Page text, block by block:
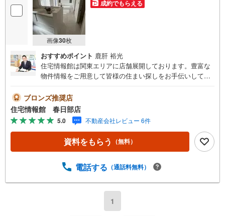
画像30枚
成約でもらえる
おすすめポイント 鹿肝 裕光
住宅情報館は関東エリアに店舗展開しております。豊富な
物件情報をご用意して皆様の住まい探しをお手伝いしてお
さい。住宅ローン相談会も同時開催中無理のない住宅ロー
ンの試算やご購入の際にかかる諸費用の概算も行っており
ます。しっかりとした資金計画のアドバイスをさせて頂き
ますので、お気軽にご相談ください。
ブロンズ推奨店
住宅情報館 春日部店
5.0 不動産会社レビュー 6件
資料をもらう （無料）
電話する （通話料無料）
1